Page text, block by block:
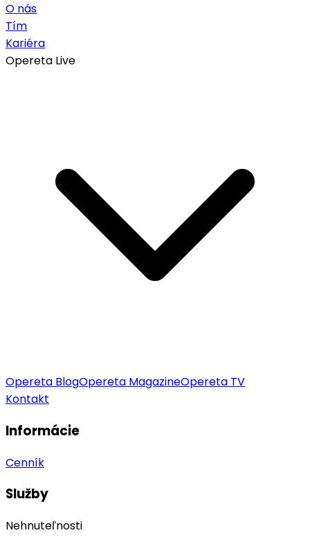
O nás
Tím
Kariéra
Opereta Live
Opereta BlogOpereta MagazineOpereta TV
Kontakt
Informácie
Cenník
Služby
Nehnuteľnosti